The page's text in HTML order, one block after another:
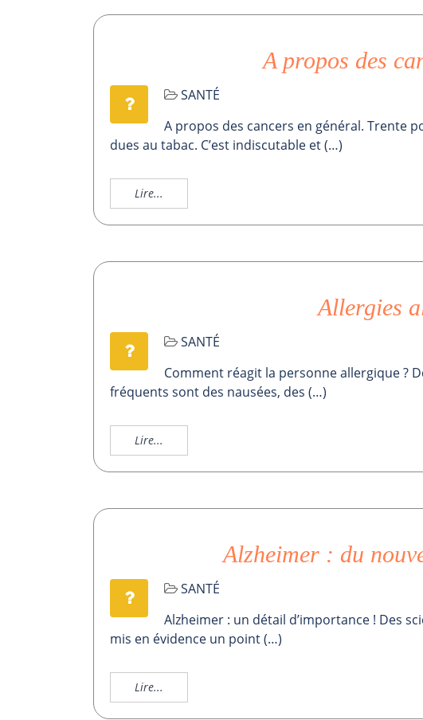
A propos des
SANTÉ
A propos des cancers en général. Trente
dues au tabac. C’est indiscutable et (…)
Lire...
Allergies
SANTÉ
Comment réagit la personne allergique ?
fréquents sont des nausées, des (…)
Lire...
Alzheimer : du
SANTÉ
Alzheimer : un détail d’importance ! Des
mis en évidence un point (…)
Lire...